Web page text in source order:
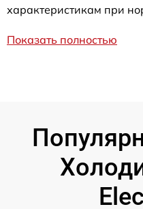
характеристикам при
Показать полностью